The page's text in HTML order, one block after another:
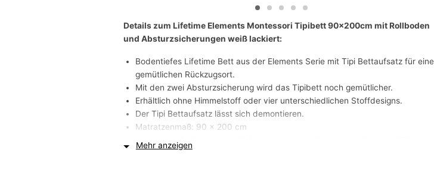
Details zum Lifetime Elements Montessori Tipibett 90x200cm mit Rollboden
und Absturzsicherungen weiß lackiert:
Bodentiefes Lifetime Bett aus der Elements Serie mit Tipi Bettaufsatz für
gemütlichen Rückzugsort.
Mit den zwei Absturzsicherung wird das Tipibett noch gemütlicher.
Erhältlich ohne Himmelstoff oder vier unterschiedlichen Stoffdesigns.
Der Tipi Bettaufsatz lässt sich demontieren.
Matratzenmaß: 90 x 200 cm
Lattenrost: Rollboden aus 16 formgespannten Buchenlamellen (bis 150kg
belastbar)
Mehr anzeigen